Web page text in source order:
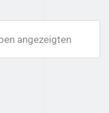
angezeigten